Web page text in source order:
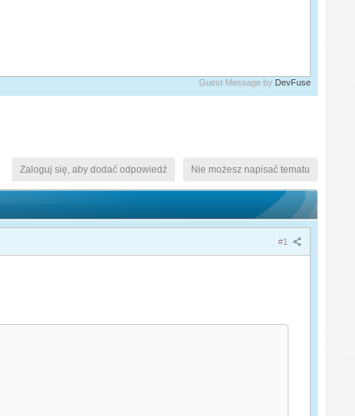
Guest Message by DevFuse
Nie możesz napisać tematu
Zaloguj się, aby dodać odpowiedź
#1